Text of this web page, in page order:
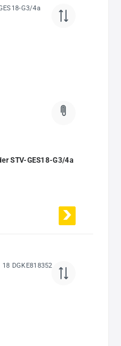
STV-GES18-G3/4a